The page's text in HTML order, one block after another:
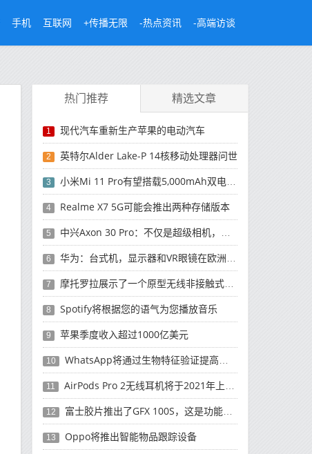
手机 互联网 +传播无限 -热点资讯 -高端访谈
热门推荐 精选文章
1 现代汽车重新生产苹果的电动汽车
2 英特尔Alder Lake-P 14核移动处理器问世
3 小米Mi 11 Pro有望搭载5,000mAh双电池并支持80W快速充电
4 Realme X7 5G可能会推出两种存储版本
5 中兴Axon 30 Pro：不仅是超级相机，规格也将是豪华的
6 华为：台式机，显示器和VR眼镜在欧洲的起源是从俄罗斯开始的
7 摩托罗拉展示了一个原型无线非接触式充电站
8 Spotify将根据您的语气为您播放音乐
9 苹果季度收入超过1000亿美元
10 WhatsApp将通过生物特征验证提高安全性
11 AirPods Pro 2无线耳机将于2021年上半年正式上市
12 富士胶片推出了GFX 100S，这是功能和价格
13 Oppo将推出智能物品跟踪设备